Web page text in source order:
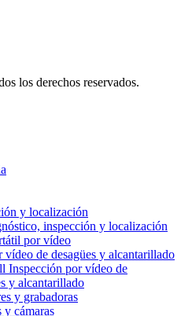
los derechos reservados.
y localización
inspección y localización
por vídeo
vídeo de desagües y alcantarillado
Inspección por vídeo de
y alcantarillado
y grabadoras
y cámaras